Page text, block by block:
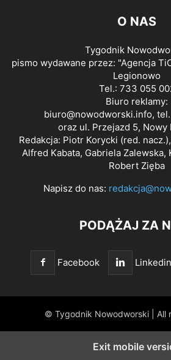
O NAS
Tygodnik
pismo wydawane przez: "Agencja
Legionowo
Tel.: 733 055
Biuro reklamy:
biuro@nowodworski.info,
oraz ul. Przejazd 5, Nowy
Redakcja: Piotr Korycki (red.
Alfred Kabata, Gabriela Zalewska,
Robert Zięba
Napisz do nas:
PODĄŻAJ ZA
Facebook Linkedin
© Tygodnik Nowodworski | All
Exit mobile